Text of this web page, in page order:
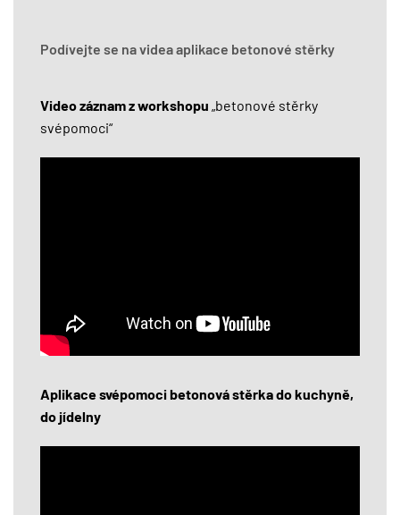
Podívejte se na videa aplikace betonové stěrky
Video záznam z workshopu „betonové stěrky
svépomoci“
Aplikace svépomoci betonová stěrka do kuchyně,
do jídelny